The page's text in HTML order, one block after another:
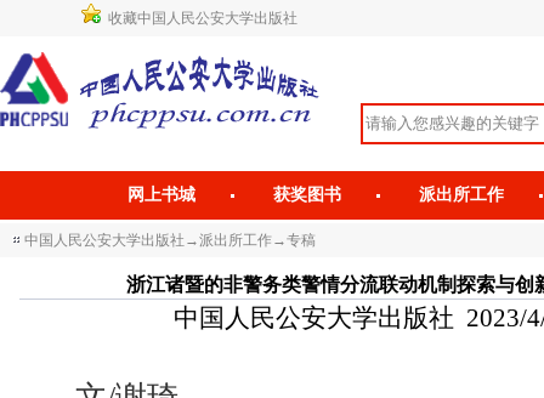
收藏中国人民公安大学出版社
网上书城 获奖图书 派出所工作
中国人民公安大学出版社 →派出所工作→专稿
浙江诸暨的非警务类警情分流联动机制探索与
中国人民公安大学出版社 2023/